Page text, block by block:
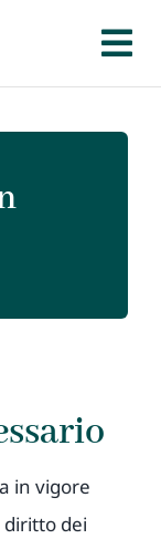
in vigore
diritto dei